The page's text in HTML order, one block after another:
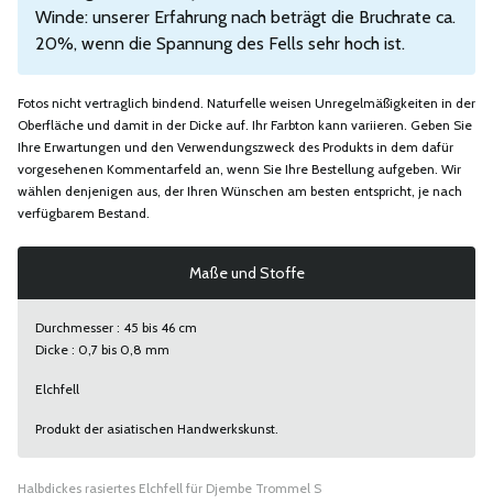
Winde: unserer Erfahrung nach beträgt die Bruchrate ca.
20%, wenn die Spannung des Fells sehr hoch ist.
Fotos nicht vertraglich bindend. Naturfelle weisen Unregelmäßigkeiten in der
Oberfläche und damit in der Dicke auf. Ihr Farbton kann variieren. Geben Sie
Ihre Erwartungen und den Verwendungszweck des Produkts in dem dafür
vorgesehenen Kommentarfeld an, wenn Sie Ihre Bestellung aufgeben. Wir
wählen denjenigen aus, der Ihren Wünschen am besten entspricht, je nach
verfügbarem Bestand.
Maße und Stoffe
Durchmesser : 45 bis 46 cm
Dicke : 0,7 bis 0,8 mm
Elchfell
Produkt der asiatischen Handwerkskunst.
Halbdickes rasiertes Elchfell für Djembe Trommel S